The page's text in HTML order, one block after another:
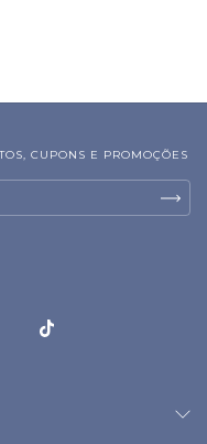
CUPONS E PROMOÇÕES